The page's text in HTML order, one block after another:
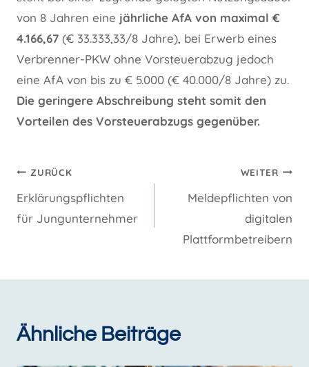
von 8 Jahren eine jährliche AfA von maximal €
4.166,67 (€ 33.333,33/8 Jahre), bei Erwerb eines
Verbrenner-PKW ohne Vorsteuerabzug jedoch
eine AfA von bis zu € 5.000 (€ 40.000/8 Jahre) zu.
Die geringere Abschreibung steht somit den
Vorteilen des Vorsteuerabzugs gegenüber.
Beitragsnavigation
ZURÜCK
Erklärungspflichten
für Jungunternehmer
WEITER
Meldepflichten von
digitalen
Plattformbetreibern
Ähnliche Beiträge